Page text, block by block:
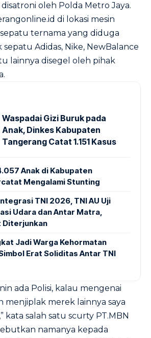
oleh Polda Metro Jaya.
di lokasi mesin
ternama yang diduga
Adidas, Nike, NewBalance
lainnya disegel oleh pihak
Waspadai Gizi Buruk pada
Anak, Dinkes Kabupaten
Tangerang Catat 1.151 Kasus
Anak di Kabupaten
Mengalami Stunting
TNI 2026, TNI AU Uji
Udara dan Antar Matra,
Diterjunkan
Jadi Warga Kehormatan
Erat Soliditas Antar TNI
ada Polisi, kalau mengenai
menjiplak merek lainnya saya
kata salah satu scurty PT.MBN
namanya kepada